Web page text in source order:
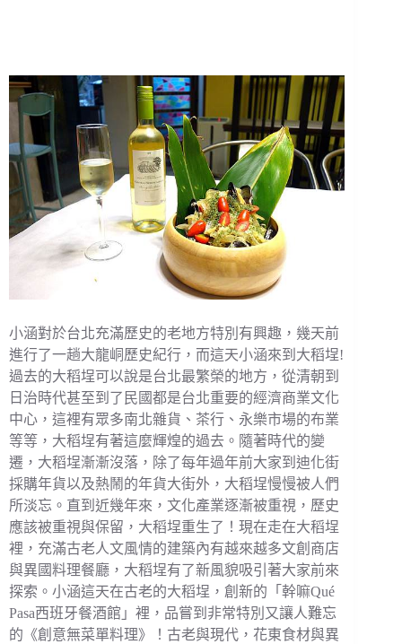
小涵對於台北充滿歷史的老地方特別有興趣，幾天前
進行了一趟大龍峒歷史紀行，而這天小涵來到大稻埕!
過去的大稻埕可以說是台北最繁榮的地方，從清朝到
日治時代甚至到了民國都是台北重要的經濟商業文化
中心，這裡有眾多南北雜貨、茶行、永樂市場的布業
等等，大稻埕有著這麼輝煌的過去。隨著時代的變
遷，大稻埕漸漸沒落，除了每年過年前大家到迪化街
採購年貨以及熱鬧的年貨大街外，大稻埕慢慢被人們
所淡忘。直到近幾年來，文化產業逐漸被重視，歷史
應該被重視與保留，大稻埕重生了！現在走在大稻埕
裡，充滿古老人文風情的建築內有越來越多文創商店
與異國料理餐廳，大稻埕有了新風貌吸引著大家前來
探索。小涵這天在古老的大稻埕，創新的「幹嘛Qué
Pasa西班牙餐酒館」裡，品嘗到非常特別又讓人難忘
的《創意無菜單料理》！古老與現代，花東食材與異